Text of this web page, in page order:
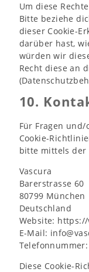
Um diese
Bitte beziehe
dieser Cookie-
darüber hast,
würden wir
Recht diese an
10.
Für Fragen
Cookie-
bitte mittels der
Vascura
Barerstrasse 60
80799 München
Deutschland
Website: https://
E-Mail: info@
Diese Cookie-